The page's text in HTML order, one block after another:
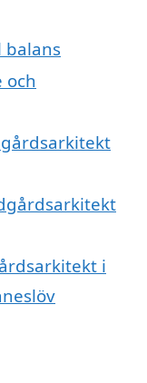
balans
och
i